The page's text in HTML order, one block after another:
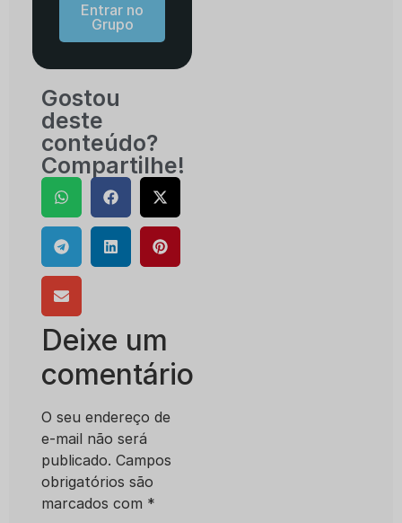
Entrar no
Grupo
Gostou
deste
conteúdo?
Compartilhe!
Deixe um
comentário
O seu endereço de
e-mail não será
publicado. Campos
obrigatórios são
marcados com *